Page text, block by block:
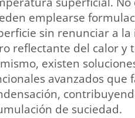
emplearse
sin renunciar a
reflectante del calor y
existen
avanzados que
de suciedad.